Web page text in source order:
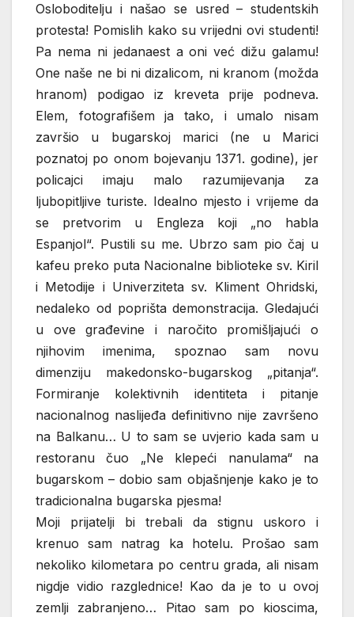
Osloboditelju i našao se usred – studentskih
protesta! Pomislih kako su vrijedni ovi studenti!
Pa nema ni jedanaest a oni već dižu galamu!
One naše ne bi ni dizalicom, ni kranom (možda
hranom) podigao iz kreveta prije podneva.
Elem, fotografišem ja tako, i umalo nisam
završio u bugarskoj marici (ne u Marici
poznatoj po onom bojevanju 1371. godine), jer
policajci imaju malo razumijevanja za
ljubopitljive turiste. Idealno mjesto i vrijeme da
se pretvorim u Engleza koji „no habla
Espanjol“. Pustili su me. Ubrzo sam pio čaj u
kafeu preko puta Nacionalne biblioteke sv. Kiril
i Metodije i Univerziteta sv. Kliment Ohridski,
nedaleko od poprišta demonstracija. Gledajući
u ove građevine i naročito promišljajući o
njihovim imenima, spoznao sam novu
dimenziju makedonsko-bugarskog „pitanja“.
Formiranje kolektivnih identiteta i pitanje
nacionalnog naslijeđa definitivno nije završeno
na Balkanu… U to sam se uvjerio kada sam u
restoranu čuo „Ne klepeći nanulama“ na
bugarskom – dobio sam objašnjenje kako je to
tradicionalna bugarska pjesma!
Moji prijatelji bi trebali da stignu uskoro i
krenuo sam natrag ka hotelu. Prošao sam
nekoliko kilometara po centru grada, ali nisam
nigdje vidio razglednice! Kao da je to u ovoj
zemlji zabranjeno… Pitao sam po kioscima,